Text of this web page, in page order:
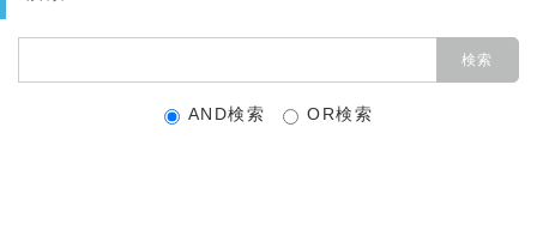
AND検索 OR検索